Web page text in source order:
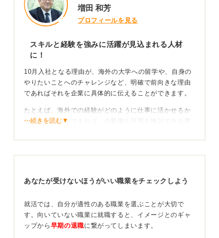
増田 和芳
プロフィールを見る
スキルと経験を強みに活躍が見込まれる人材
に！
10月入社となる理由が、海外の大学への留学や、自身の
やりたいことへのチャレンジなど、明確で前向きな理由
であればそれを企業に具体的に伝えることができます。
たとえば、海外での経験がどのように仕事に活かせるか
などをアピールできれば、企業側も採用を検討できる要
ッシュを切ろう
なかには、半年間の遅れを不安に感じる人もいるでしょ
⋯続きを読む▼
あなたが受けないほうがいい職業をチェックしよう
就活では、自分が適性のある職業を選ぶことが大切で
す。向いていない職業に就職すると、イメージとのギャ
ップから 早期の退職に繋がってしまいます。